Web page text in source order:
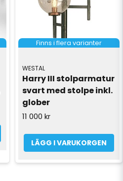
Finns i flera varianter
WESTAL
Harry III stolparmatur
svart med stolpe inkl.
glober
11 000 kr
LÄGG I VARUKORGEN